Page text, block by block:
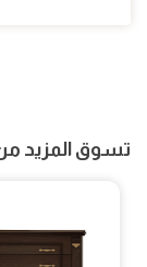
تسوق المزيد